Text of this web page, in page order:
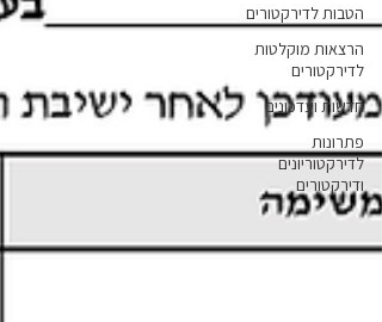
הטבות לדירקטורים
הרצאות מוקלטות
לדירקטורים
חדשות ועדכונים
פתרונות
לדירקטוריונים
ודירקטורים